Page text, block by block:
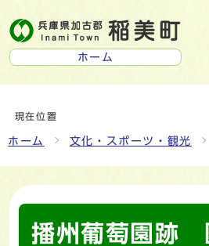
ホーム
現在位置
ホーム 文化・スポーツ・観光
播州葡萄園跡